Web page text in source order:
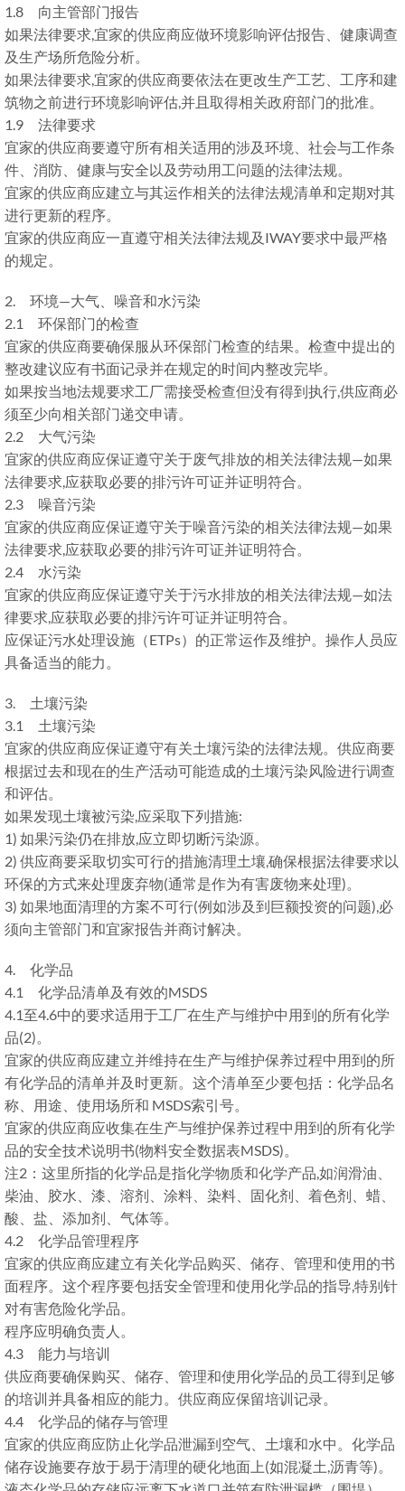
1.8 向主管部门报告
如果法律要求,宜家的供应商应做环境影响评估报告、健康调查
及生产场所危险分析。
如果法律要求,宜家的供应商要依法在更改生产工艺、工序和建
筑物之前进行环境影响评估,并且取得相关政府部门的批准。
1.9 法律要求
宜家的供应商要遵守所有相关适用的涉及环境、社会与工作条
件、消防、健康与安全以及劳动用工问题的法律法规。
宜家的供应商应建立与其运作相关的法律法规清单和定期对其
进行更新的程序。
宜家的供应商应一直遵守相关法律法规及IWAY要求中最严格
的规定。
2. 环境—大气、噪音和水污染
2.1 环保部门的检查
宜家的供应商要确保服从环保部门检查的结果。检查中提出的
整改建议应有书面记录并在规定的时间内整改完毕。
如果按当地法规要求工厂需接受检查但没有得到执行,供应商必
须至少向相关部门递交申请。
2.2 大气污染
宜家的供应商应保证遵守关于废气排放的相关法律法规—如果
法律要求,应获取必要的排污许可证并证明符合。
2.3 噪音污染
宜家的供应商应保证遵守关于噪音污染的相关法律法规—如果
法律要求,应获取必要的排污许可证并证明符合。
2.4 水污染
宜家的供应商应保证遵守关于污水排放的相关法律法规—如法
律要求,应获取必要的排污许可证并证明符合。
应保证污水处理设施（ETPs）的正常运作及维护。操作人员应
具备适当的能力。
3. 土壤污染
3.1 土壤污染
宜家的供应商应保证遵守有关土壤污染的法律法规。供应商要
根据过去和现在的生产活动可能造成的土壤污染风险进行调查
和评估。
如果发现土壤被污染,应采取下列措施:
1) 如果污染仍在排放,应立即切断污染源。
2) 供应商要采取切实可行的措施清理土壤,确保根据法律要求以
环保的方式来处理废弃物(通常是作为有害废物来处理)。
3) 如果地面清理的方案不可行(例如涉及到巨额投资的问题),必
须向主管部门和宜家报告并商讨解决。
4. 化学品
4.1 化学品清单及有效的MSDS
4.1至4.6中的要求适用于工厂在生产与维护中用到的所有化学
品(2)。
宜家的供应商应建立并维持在生产与维护保养过程中用到的所
有化学品的清单并及时更新。这个清单至少要包括：化学品名
称、用途、使用场所和 MSDS索引号。
宜家的供应商应收集在生产与维护保养过程中用到的所有化学
品的安全技术说明书(物料安全数据表MSDS)。
注2：这里所指的化学品是指化学物质和化学产品,如润滑油、
柴油、胶水、漆、溶剂、涂料、染料、固化剂、着色剂、蜡、
酸、盐、添加剂、气体等。
4.2 化学品管理程序
宜家的供应商应建立有关化学品购买、储存、管理和使用的书
面程序。这个程序要包括安全管理和使用化学品的指导,特别针
对有害危险化学品。
程序应明确负责人。
4.3 能力与培训
供应商要确保购买、储存、管理和使用化学品的员工得到足够
的培训并具备相应的能力。供应商应保留培训记录。
4.4 化学品的储存与管理
宜家的供应商应防止化学品泄漏到空气、土壤和水中。化学品
储存设施要存放于易于清理的硬化地面上(如混凝土,沥青等)。